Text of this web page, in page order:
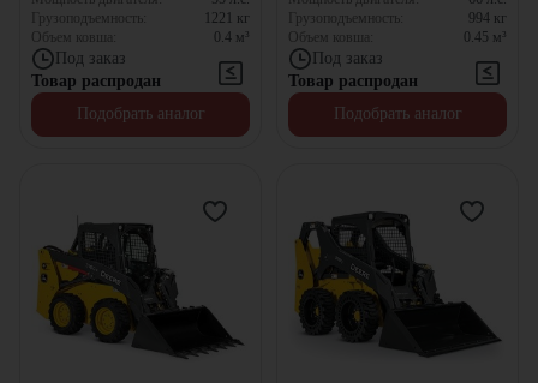
Грузоподъемность:
1221 кг
Объем ковша:
0.4 м³
Под заказ
Товар распродан
Подобрать аналог
Грузоподъемность:
994 кг
Объем ковша:
0.45 м³
Под заказ
Товар распродан
Подобрать аналог